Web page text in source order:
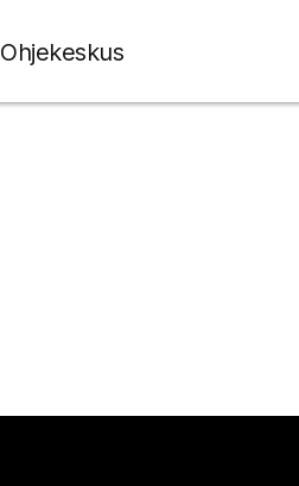
Ohjekeskus